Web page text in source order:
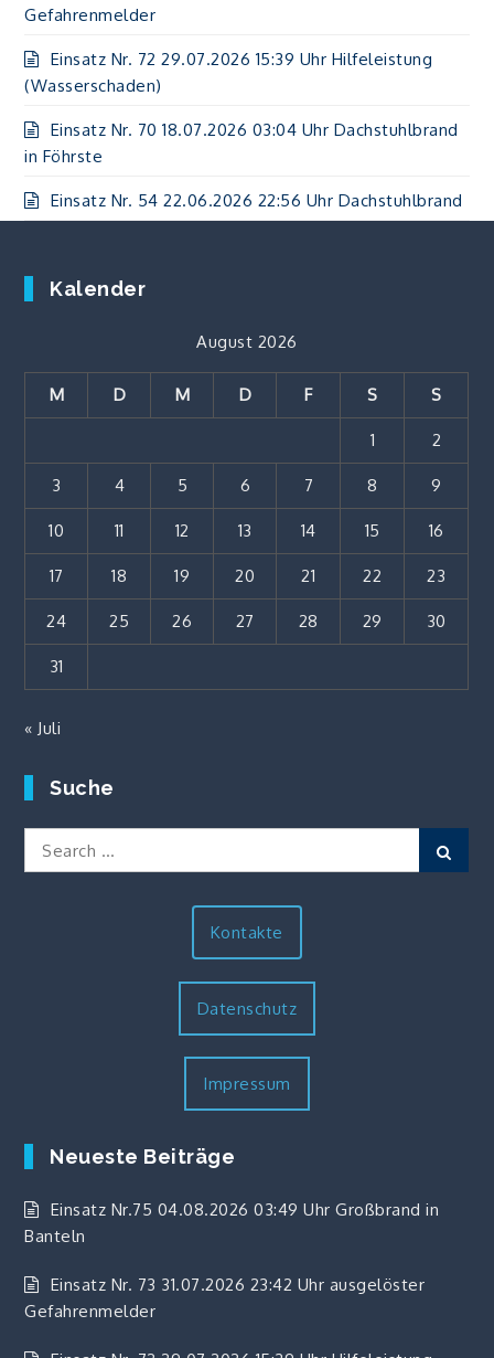
Gefahrenmelder
Einsatz Nr. 72 29.07.2026 15:39 Uhr Hilfeleistung
(Wasserschaden)
Einsatz Nr. 70 18.07.2026 03:04 Uhr Dachstuhlbrand
in Föhrste
Einsatz Nr. 54 22.06.2026 22:56 Uhr Dachstuhlbrand
Kalender
August 2026
M D M D F S S
1 2
3 4 5 6 7 8 9
10 11 12 13 14 15 16
17 18 19 20 21 22 23
24 25 26 27 28 29 30
31
« Juli
Suche
Search
for:
Kontakte
Datenschutz
Impressum
Neueste Beiträge
Einsatz Nr.75 04.08.2026 03:49 Uhr Großbrand in
Banteln
Einsatz Nr. 73 31.07.2026 23:42 Uhr ausgelöster
Gefahrenmelder